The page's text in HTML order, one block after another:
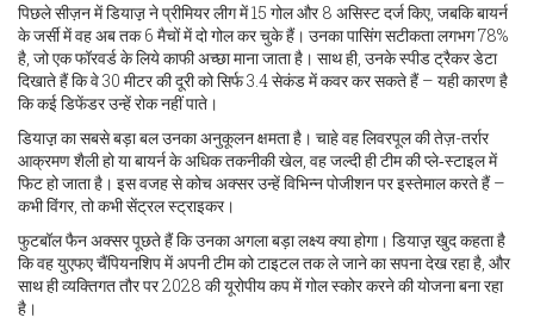
पिछले सीज़न में डियाज़़ ने प्रीमियर लीग में 15 गोल और 8 असिस्ट दर्ज किए, जबकि बायर्न
के जर्सी में वह अब तक 6 मैचों में दो गोल कर चुके हैं। उनका पासिंग सटीकता लगभग 78%
है, जो एक फॉरवर्ड के लिये काफी अच्छा माना जाता है। साथ ही, उनके स्पीड ट्रैकर डेटा
दिखाते हैं कि वे 30 मीटर की दूरी को सिर्फ 3.4 सेकंड में कवर कर सकते हैं – यही कारण है
कि कई डिफेंडर उन्हें रोक नहीं पाते।
डियाज़़ का सबसे बड़ा बल उनका अनुकूलन क्षमता है। चाहे वह लिवरपूल की तेज़-तर्रार
आक्रमण शैली हो या बायर्न के अधिक तकनीकी खेल, वह जल्दी ही टीम की प्ले‑स्टाइल में
फिट हो जाता है। इस वजह से कोच अक्सर उन्हें विभिन्न पोजीशन पर इस्तेमाल करते हैं –
कभी विंगर, तो कभी सेंट्रल स्ट्राइकर।
फुटबॉल फैन अक्सर पूछते हैं कि उनका अगला बड़ा लक्ष्य क्या होगा। डियाज़़ खुद कहता है
कि वह युएफए चैंपियनशिप में अपनी टीम को टाइटल तक ले जाने का सपना देख रहा है, और
साथ ही व्यक्तिगत तौर पर 2028 की यूरोपीय कप में गोल स्कोर करने की योजना बना रहा
है।